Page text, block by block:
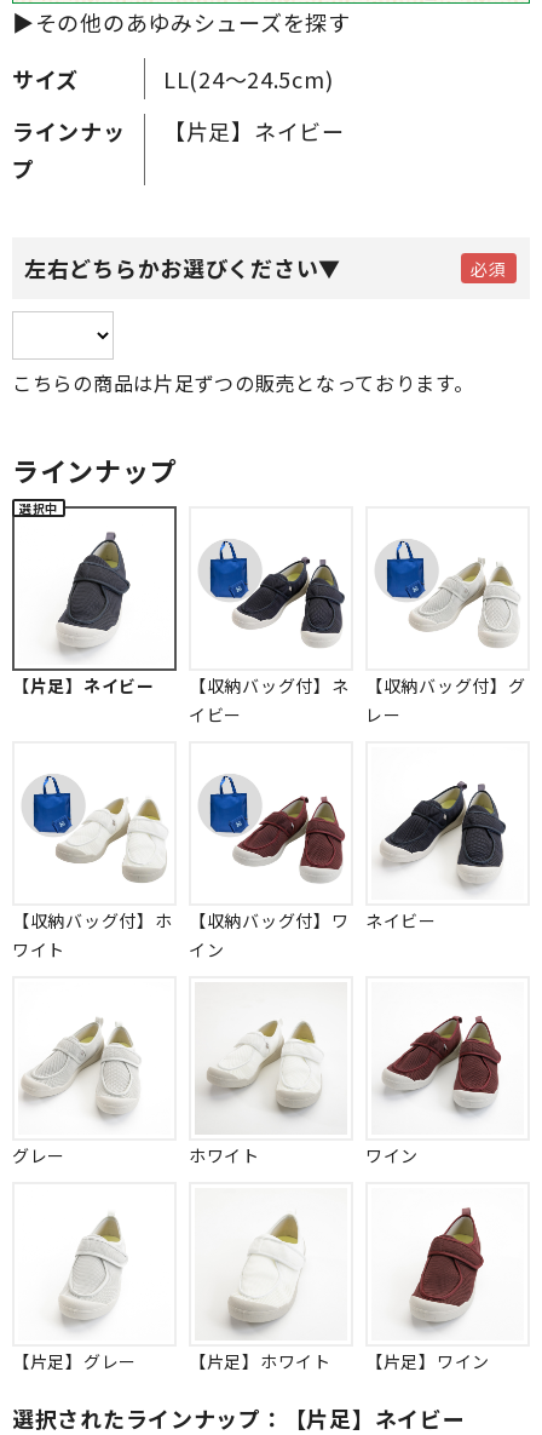
サイズ
LL(24～24.5cm)
ラインナッ
プ
【片足】ネイビー
左右どちらかお選びください▼
こちらの商品は片足ずつの販売となっております。
ラインナップ
【片足】ネイビー
【収納バッグ付】ネ
イビー
【収納バッグ付】グ
レー
【収納バッグ付】ホ
ワイト
【収納バッグ付】ワ
イン
ネイビー
グレー ホワイト ワイン
【片足】グレー 【片足】ホワイト 【片足】ワイン
選択されたラインナップ：【片足】ネイビー
▶その他のあゆみシューズを探す